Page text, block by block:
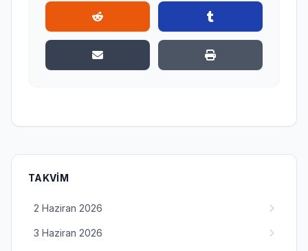
TAKVIM
2 Haziran 2026
3 Haziran 2026